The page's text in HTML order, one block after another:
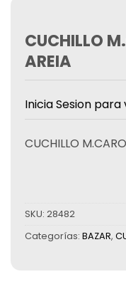
CUCHILLO
AREIA
Inicia Sesion
CUCHILLO
SKU: 28482
Categorías: BAZAR,